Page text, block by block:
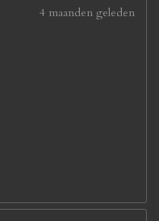
4 maanden geleden